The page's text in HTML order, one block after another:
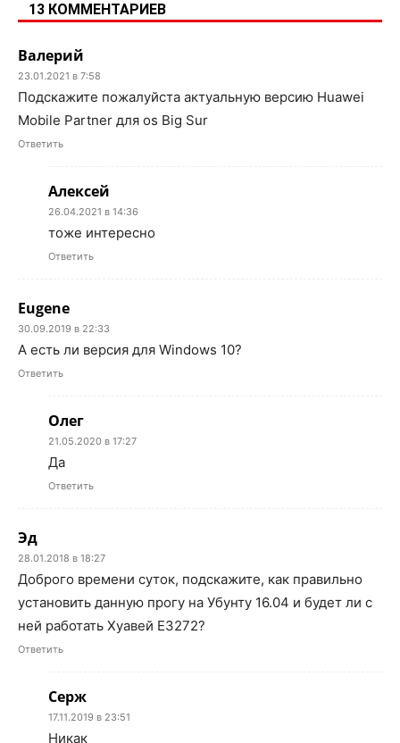
13 КОММЕНТАРИЕВ
Валерий
23.01.2021 в 7:58
Подскажите пожалуйста актуальную версию Huawei
Mobile Partner для os Big Sur
Ответить
Алексей
26.04.2021 в 14:36
тоже интересно
Ответить
Eugene
30.09.2019 в 22:33
А есть ли версия для Windows 10?
Ответить
Олег
21.05.2020 в 17:27
Да
Ответить
Эд
28.01.2018 в 18:27
Доброго времени суток, подскажите, как правильно
установить данную прогу на Убунту 16.04 и будет ли с
ней работать Хуавей Е3272?
Ответить
Серж
17.11.2019 в 23:51
Никак